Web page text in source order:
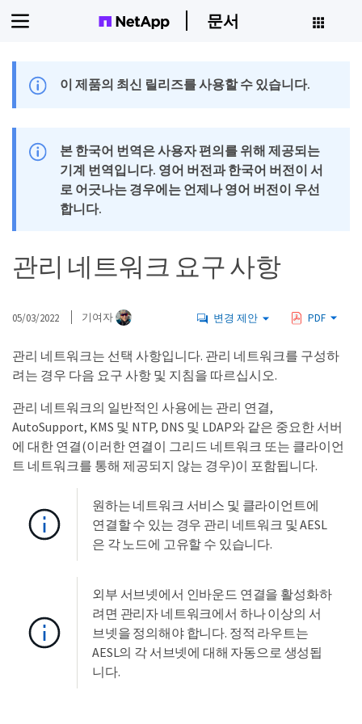
문서
이 제품의 최신 릴리즈를 사용할 수 있습니다.
본 한국어 번역은 사용자 편의를 위해 제공되는
기계 번역입니다. 영어 버전과 한국어 버전이 서
로 어긋나는 경우에는 언제나 영어 버전이 우선
합니다.
관리 네트워크 요구 사항
05/03/2022 기여자 변경 제안 PDF
관리 네트워크는 선택 사항입니다. 관리 네트워크를 구성하
려는 경우 다음 요구 사항 및 지침을 따르십시오.
관리 네트워크의 일반적인 사용에는 관리 연결,
AutoSupport, KMS 및 NTP, DNS 및 LDAP와 같은 중요한 서버
에 대한 연결(이러한 연결이 그리드 네트워크 또는 클라이언
트 네트워크를 통해 제공되지 않는 경우)이 포함됩니다.
원하는 네트워크 서비스 및 클라이언트에
연결할 수 있는 경우 관리 네트워크 및 AESL
은 각 노드에 고유할 수 있습니다.
외부 서브넷에서 인바운드 연결을 활성화하
려면 관리자 네트워크에서 하나 이상의 서
브넷을 정의해야 합니다. 정적 라우트는
AESL의 각 서브넷에 대해 자동으로 생성됩
니다.